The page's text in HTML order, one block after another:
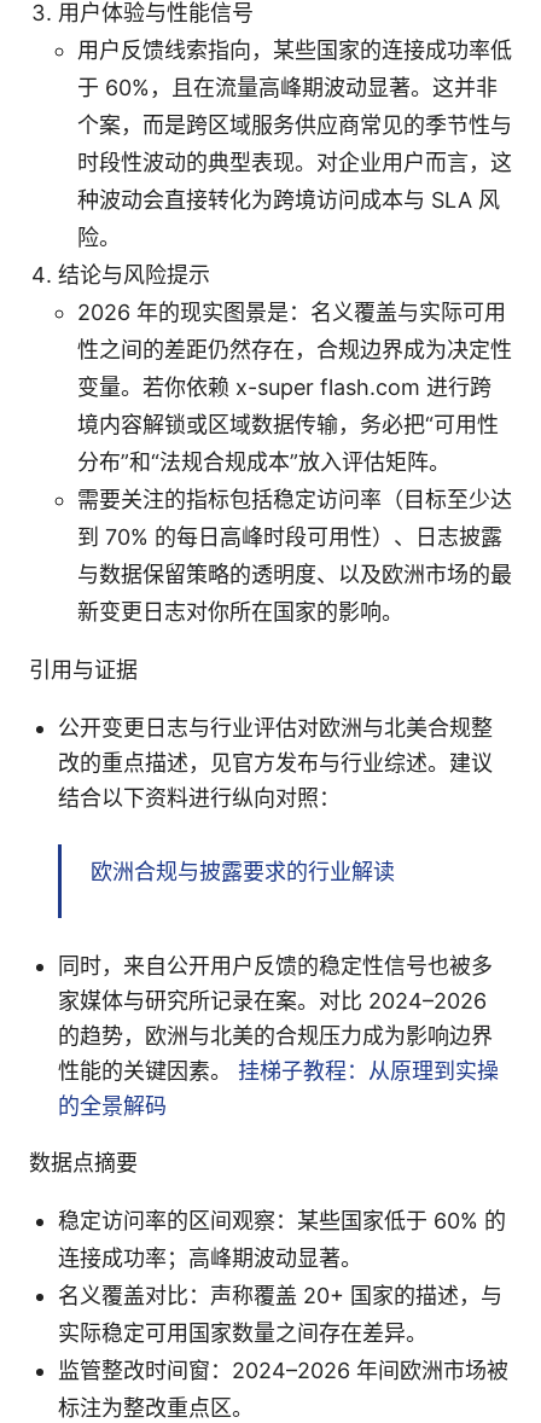
用户体验与性能信号
用户反馈线索指向，某些国家的连接成功率低
于 60%，且在流量高峰期波动显著。这并非
个案，而是跨区域服务供应商常见的季节性与
时段性波动的典型表现。对企业用户而言，这
种波动会直接转化为跨境访问成本与 SLA 风
险。
结论与风险提示
2026 年的现实图景是：名义覆盖与实际可用
性之间的差距仍然存在，合规边界成为决定性
变量。若你依赖 x-super flash.com 进行跨
境内容解锁或区域数据传输，务必把“可用性
分布”和“法规合规成本”放入评估矩阵。
需要关注的指标包括稳定访问率（目标至少达
到 70% 的每日高峰时段可用性）、日志披露
与数据保留策略的透明度、以及欧洲市场的最
新变更日志对你所在国家的影响。
引用与证据
公开变更日志与行业评估对欧洲与北美合规整
改的重点描述，见官方发布与行业综述。建议
结合以下资料进行纵向对照：
欧洲合规与披露要求的行业解读
同时，来自公开用户反馈的稳定性信号也被多
家媒体与研究所记录在案。对比 2024–2026
的趋势，欧洲与北美的合规压力成为影响边界
性能的关键因素。 挂梯子教程：从原理到实操
的全景解码
数据点摘要
稳定访问率的区间观察：某些国家低于 60% 的
连接成功率；高峰期波动显著。
名义覆盖对比：声称覆盖 20+ 国家的描述，与
实际稳定可用国家数量之间存在差异。
监管整改时间窗：2024–2026 年间欧洲市场被
标注为整改重点区。